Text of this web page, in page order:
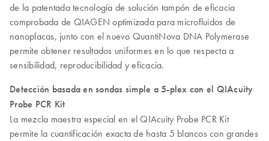
de la patentada tecnología de solución tampón de eficacia
comprobada de QIAGEN optimizada para microfluidos de
nanoplacas, junto con el nuevo QuantiNova DNA Polymerase
permite obtener resultados uniformes en lo que respecta a
sensibilidad, reproducibilidad y eficacia.
Detección basada en sondas simple a 5-plex con el QIAcuity
Probe PCR Kit
La mezcla maestra especial en el QIAcuity Probe PCR Kit
permite la cuantificación exacta de hasta 5 blancos con grandes